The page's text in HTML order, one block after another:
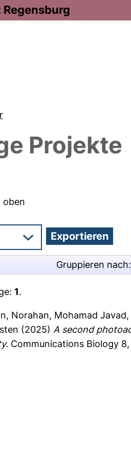
Projekte
oben
Gruppieren nach:
1.
, Norahan, Mohamad Javad,
(2025) A second
Communications Biology 8,